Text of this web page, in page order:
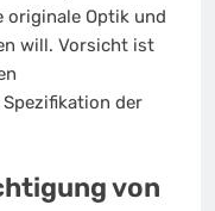
originale Optik und
will. Vorsicht ist
der
von